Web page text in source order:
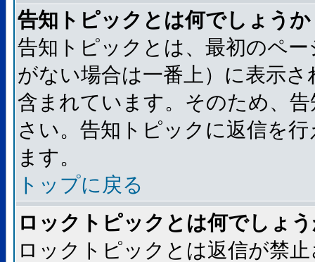
告知トピックとは何でしょうか
告知トピックとは、最初のペ
がない場合は一番上）に表示
含まれています。そのため、
さい。告知トピックに返信を
ます。
トップに戻る
ロックトピックとは何でしょ
ロックトピックとは返信が禁